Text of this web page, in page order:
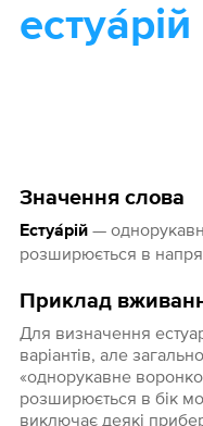
Значення слова
Естуа́рій—
розширюється в
Приклад
Для визначення
варіантів, але
«однорукавне
розширюється в бік
виключає деякі
естуа́рій